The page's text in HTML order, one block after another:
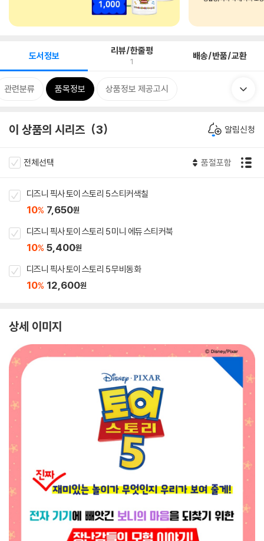
도서정보 리뷰/한줄평
1 배송/반품/교환
관련분류 품목정보 상품정보 제공고시
이 상품의 시리즈 3 알림신청
전체선택 품절포함
디즈니 픽사 토이 스토리 5 스티커색칠
10% 7,650원
디즈니 픽사 토이 스토리 5 미니 에듀 스티커북
10% 5,400원
디즈니 픽사 토이 스토리 5 무비동화
10% 12,600원
상세 이미지